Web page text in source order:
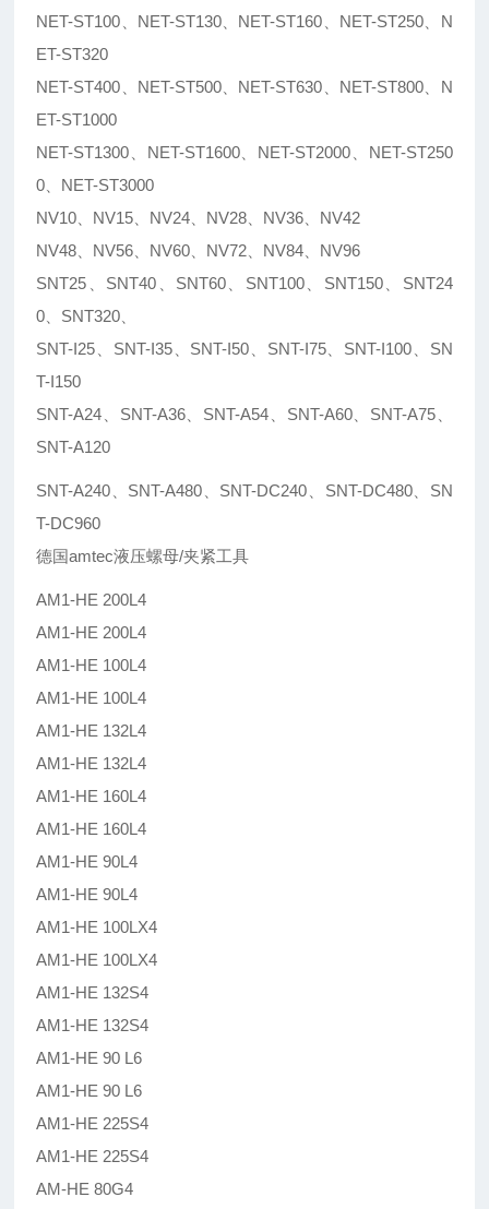
NET-ST100、NET-ST130、NET-ST160、NET-ST250、N
ET-ST320
NET-ST400、NET-ST500、NET-ST630、NET-ST800、N
ET-ST1000
NET-ST1300、NET-ST1600、NET-ST2000、NET-ST250
0、NET-ST3000
NV10、NV15、NV24、NV28、NV36、NV42
NV48、NV56、NV60、NV72、NV84、NV96
SNT25、SNT40、SNT60、SNT100、SNT150、SNT24
0、SNT320、
SNT-I25、SNT-I35、SNT-I50、SNT-I75、SNT-I100、SN
T-I150
SNT-A24、SNT-A36、SNT-A54、SNT-A60、SNT-A75、
SNT-A120
SNT-A240、SNT-A480、SNT-DC240、SNT-DC480、SN
T-DC960
德国amtec液压螺母/夹紧工具
AM1-HE 200L4
AM1-HE 200L4
AM1-HE 100L4
AM1-HE 100L4
AM1-HE 132L4
AM1-HE 132L4
AM1-HE 160L4
AM1-HE 160L4
AM1-HE 90L4
AM1-HE 90L4
AM1-HE 100LX4
AM1-HE 100LX4
AM1-HE 132S4
AM1-HE 132S4
AM1-HE 90 L6
AM1-HE 90 L6
AM1-HE 225S4
AM1-HE 225S4
AM-HE 80G4